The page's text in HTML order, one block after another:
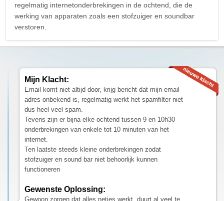
regelmatig internetonderbrekingen in de ochtend, die de
werking van apparaten zoals een stofzuiger en soundbar
verstoren.
Mijn Klacht:
Email komt niet altijd door, krijg bericht dat mijn email
adres onbekend is, regelmatig werkt het spamfilter niet
dus heel veel spam.
Tevens zijn er bijna elke ochtend tussen 9 en 10h30
onderbrekingen van enkele tot 10 minuten van het
internet.
Ten laatste steeds kleine onderbrekingen zodat
stofzuiger en sound bar niet behoorlijk kunnen
functioneren
Gewenste Oplossing:
Gewoon zorgen dat alles netjes werkt, duurt al veel te